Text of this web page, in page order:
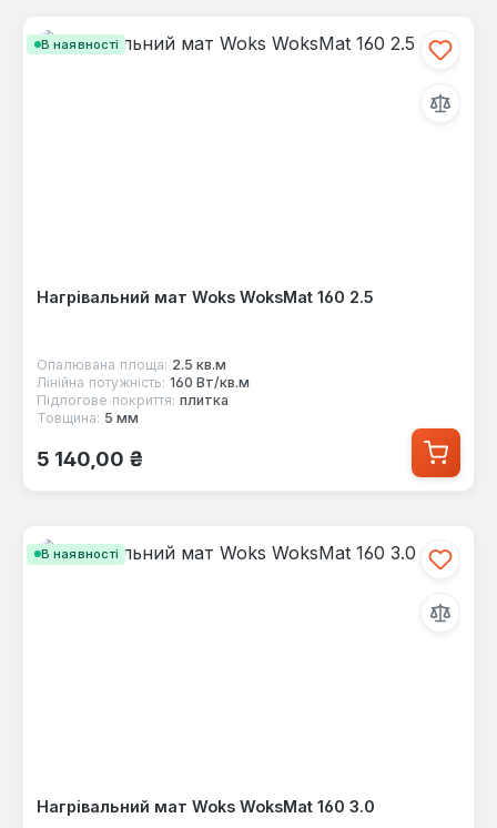
В наявності
Нагрівальний мат Woks WoksMat 160 2.5
Опалювана площа: 2.5 кв.м
Лінійна потужність: 160 Вт/кв.м
Підлогове покриття: плитка
Товщина: 5 мм
Звичайна ціна:
5 140,00 ₴
В наявності
Нагрівальний мат Woks WoksMat 160 3.0